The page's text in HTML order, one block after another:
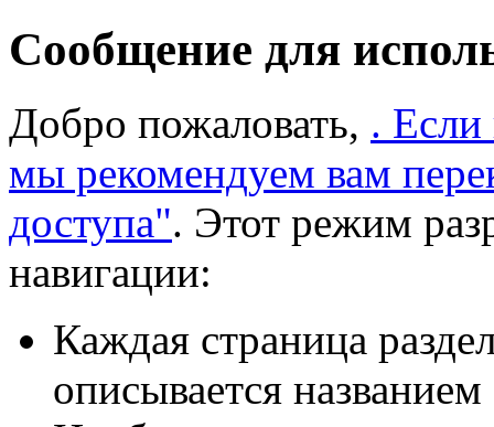
Сообщение для
Добро пожаловать, . Если
мы рекомендуем вам
доступа". Этот режим
навигации:
Каждая страница
описывается